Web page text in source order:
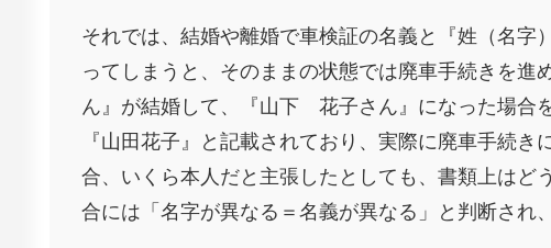
それでは、結婚や離婚で車検証の名義と『姓（名字
ってしまうと、そのままの状態では廃車手続きを
ん』が結婚して、『山下 花子さん』になった場合
『山田花子』と記載されており、実際に廃車手続
合、いくら本人だと主張したとしても、書類上はど
合には「名字が異なる＝名義が異なる」と判断され